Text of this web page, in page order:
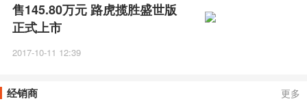
售145.80万元 路虎揽胜盛世版
正式上市
2017-10-11 12:39
经销商 更多